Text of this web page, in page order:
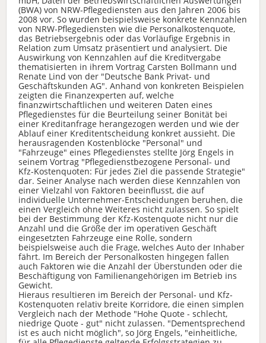
(BWA) von NRW-Pflegediensten aus den Jahren 2006 bis
2008 vor. So wurden beispielsweise konkrete Kennzahlen
von NRW-Pflegediensten wie die Personalkostenquote,
das Betriebsergebnis oder das Vorläufige Ergebnis in
Relation zum Umsatz präsentiert und analysiert. Die
Auswirkung von Kennzahlen auf die Kreditvergabe
thematisierten in ihrem Vortrag Carsten Bollmann und
Renate Lind von der "Deutsche Bank Privat- und
Geschäftskunden AG". Anhand von konkreten Beispielen
zeigten die Finanzexperten auf, welche
finanzwirtschaftlichen und weiteren Daten eines
Pflegedienstes für die Beurteilung seiner Bonität bei
einer Kreditanfrage herangezogen werden und wie der
Ablauf einer Kreditentscheidung konkret aussieht. Die
herausragenden Kostenblöcke "Personal" und
"Fahrzeuge" eines Pflegedienstes stellte Jörg Engels in
seinem Vortrag "Pflegedienstbezogene Personal- und
Kfz-Kostenquoten: Für jedes Ziel die passende Strategie"
dar. Seiner Analyse nach werden diese Kennzahlen von
einer Vielzahl von Faktoren beeinflusst, die auf
individuelle Unternehmer-Entscheidungen beruhen, die
einen Vergleich ohne Weiteres nicht zulassen. So spielt
bei der Bestimmung der Kfz-Kostenquote nicht nur die
Anzahl und die Größe der im operativen Geschäft
eingesetzten Fahrzeuge eine Rolle, sondern
beispielsweise auch die Frage, welches Auto der Inhaber
fährt. Im Bereich der Personalkosten hingegen fallen
auch Faktoren wie die Anzahl der Überstunden oder die
Beschäftigung von Familienangehörigen im Betrieb ins
Gewicht.
Hieraus resultieren im Bereich der Personal- und Kfz-
Kostenquoten relativ breite Korridore, die einen simplen
Vergleich nach der Methode "Hohe Quote - schlecht,
niedrige Quote - gut" nicht zulassen. "Dementsprechend
ist es auch nicht möglich", so Jörg Engels, "einheitliche,